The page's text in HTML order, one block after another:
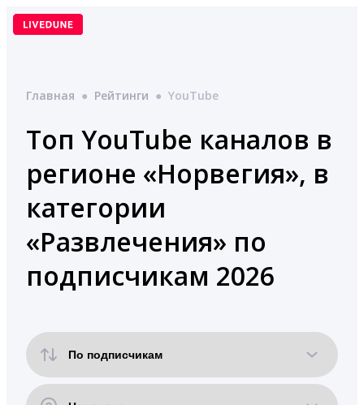
Перейти
Главная ● Рейтинги ● YouTube
Топ YouTube каналов в
регионе «Норвегия», в
категории
«Развлечения» по
подписчикам 2026